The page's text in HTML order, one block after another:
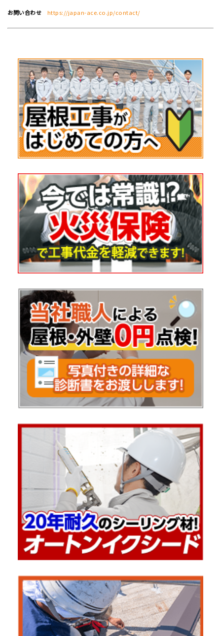
お問い合わせ https://japan-ace.co.jp/contact/